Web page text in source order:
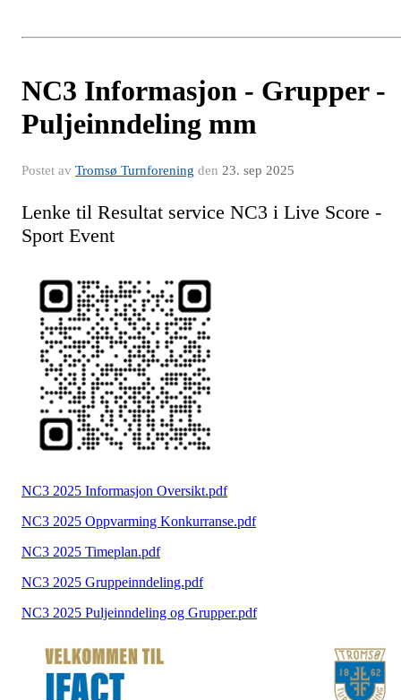
NC3 Informasjon - Grupper -
Puljeinndeling mm
Postet av Tromsø Turnforening den 23. sep 2025
Lenke til Resultat service NC3 i Live Score -
Sport Event
NC3 2025 Informasjon Oversikt.pdf
NC3 2025 Oppvarming Konkurranse.pdf
NC3 2025 Timeplan.pdf
NC3 2025 Gruppeinndeling.pdf
NC3 2025 Puljeinndeling og Grupper.pdf